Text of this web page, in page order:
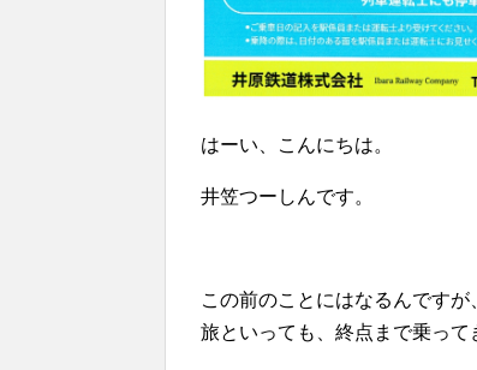
はーい、こんにちは。
井笠つーしんです。
この前のことにはなるんですが
旅といっても、終点まで乗って